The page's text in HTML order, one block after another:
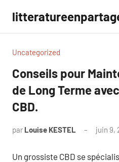
contenu
Uncategorized
Conseils pour
de Long Terme
CBD.
par Louise KESTEL juin 9,
Un grossiste CBD se